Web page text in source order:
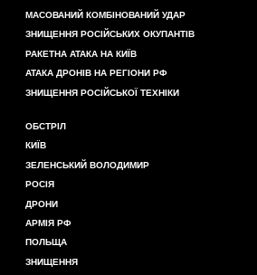
МАСОВАНИЙ КОМБІНОВАНИЙ УДАР
ЗНИЩЕННЯ РОСІЙСЬКИХ ОКУПАНТІВ
РАКЕТНА АТАКА НА КИЇВ
АТАКА ДРОНІВ НА РЕГІОНИ РФ
ЗНИЩЕННЯ РОСІЙСЬКОЇ ТЕХНІКИ
ОБСТРІЛ
КИЇВ
ЗЕЛЕНСЬКИЙ ВОЛОДИМИР
РОСІЯ
ДРОНИ
АРМІЯ РФ
ПОЛЬЩА
ЗНИЩЕННЯ